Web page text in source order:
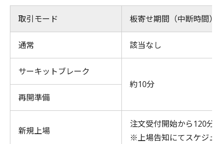
取引モード 板寄せ期間（中断時間）
通常 該当なし
サーキットブレーク
約10分
再開準備
新規上場
注文受付開始から120分
※上場告知にてスケジュ